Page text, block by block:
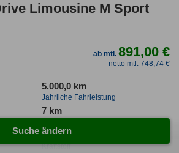
Limousine M Sport
ab mtl.891,00 €
netto mtl. 748,74 €
5.000,0 km
Jahrliche Fahrleistung
7 km
Diesel
Kraftstoff
Suche ändern